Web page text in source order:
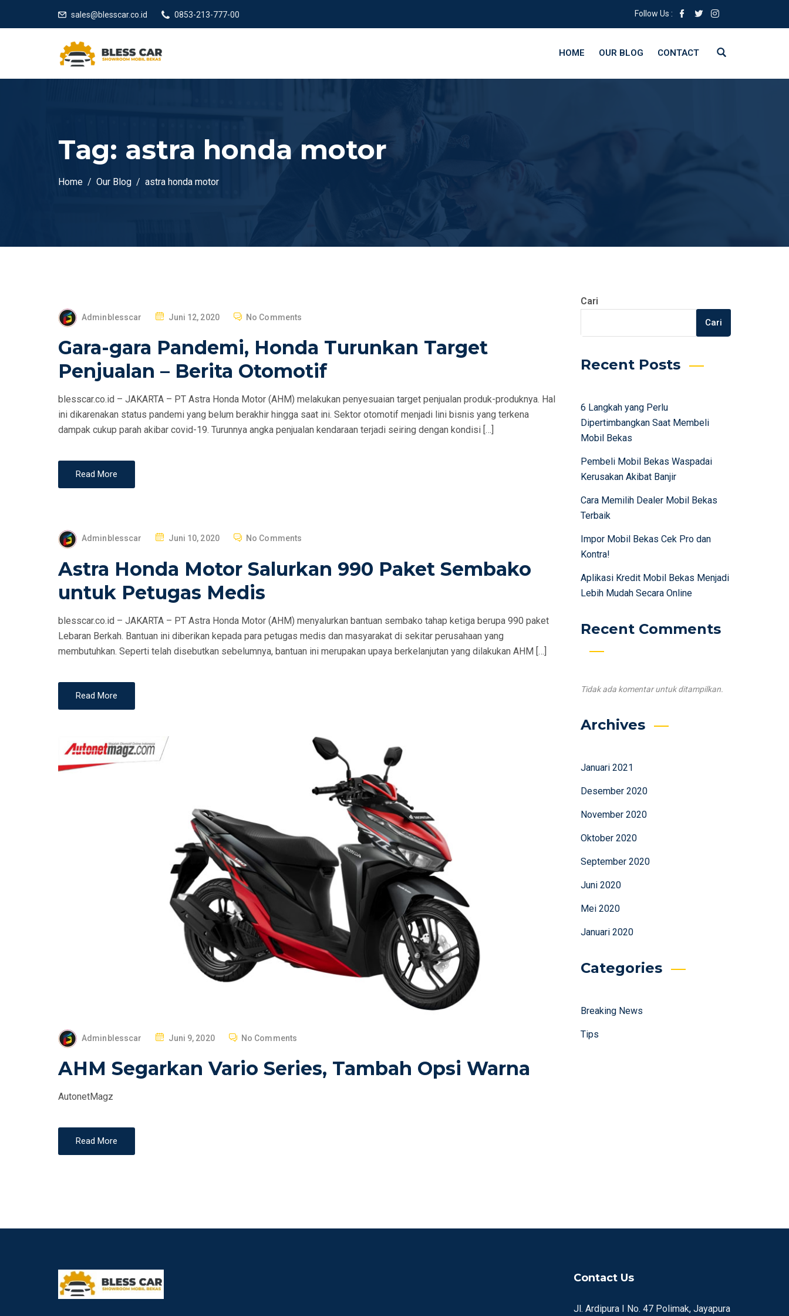
sales@blesscar.co.id 0853-213-777-00 Follow Us :
HOME OUR BLOG CONTACT
Tag: astra honda motor
Home Our Blog astra honda motor
Adminblesscar
S
Juni 12, 2020 No Comments
Gara-gara Pandemi, Honda Turunkan Target
Penjualan – Berita Otomotif
blesscar.co.id – JAKARTA – PT Astra Honda Motor (AHM) melakukan penyesuaian target penjualan produk-produknya. Hal
ini dikarenakan status pandemi yang belum berakhir hingga saat ini. Sektor otomotif menjadi lini bisnis yang terkena
dampak cukup parah akibar covid-19. Turunnya angka penjualan kendaraan terjadi seiring dengan kondisi […]
Read More
Adminblesscar
S
E
Juni 10, 2020 No Comments
Astra Honda Motor Salurkan 990 Paket Sembako
untuk Petugas Medis
blesscar.co.id – JAKARTA – PT Astra Honda Motor (AHM) menyalurkan bantuan sembako tahap ketiga berupa 990 paket
Lebaran Berkah. Bantuan ini diberikan kepada para petugas medis dan masyarakat di sekitar perusahaan yang
membutuhkan. Seperti telah disebutkan sebelumnya, bantuan ini merupakan upaya berkelanjutan yang dilakukan AHM […]
Read More
Adminblesscar
S
Juni 9, 2020 No Comments
AHM Segarkan Vario Series, Tambah Opsi Warna
AutonetMagz
Read More
Cari
Cari
Recent Posts
6 Langkah yang Perlu
Dipertimbangkan Saat Membeli
Mobil Bekas
Pembeli Mobil Bekas Waspadai
Kerusakan Akibat Banjir
Cara Memilih Dealer Mobil Bekas
Terbaik
Impor Mobil Bekas Cek Pro dan
Kontra!
Aplikasi Kredit Mobil Bekas Menjadi
Lebih Mudah Secara Online
Recent Comments
Tidak ada komentar untuk ditampilkan.
Archives
Januari 2021
Desember 2020
November 2020
Oktober 2020
September 2020
Juni 2020
Mei 2020
Januari 2020
Categories
Breaking News
Tips
Contact Us
Jl. Ardipura I No. 47 Polimak, Jayapura